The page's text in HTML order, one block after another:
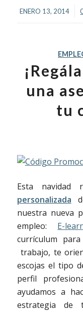
ENERO 13, 2014
/
una
tu
Esta navidad
personalizada
nuestra nueva
empleo: E-
currículum
trabajo, te
escojas el tipo
perfil
ayudamos a
estrategia de